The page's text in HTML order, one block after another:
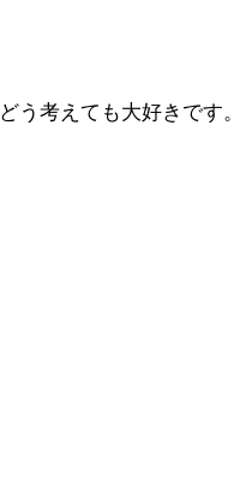
う考えても大好きです。